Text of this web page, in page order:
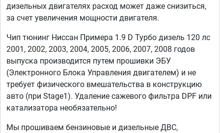
дизельных двигателях расход может даже снизиться,
за счет увеличения мощности двигателя.
Чип тюнинг Ниссан Примера 1.9 D Турбо дизель 120 лс
2001, 2002, 2003, 2004, 2005, 2006, 2007, 2008 годов
выпуска производится путем прошивки ЭБУ
(Электронного Блока Управления двигателем) и не
требует физического вмешательства в конструкцию
авто (при Stage1). Удаление сажевого фильтра DPF или
катализатора необязательно!
Мы прошиваем бензиновые и дизельные ДВС,